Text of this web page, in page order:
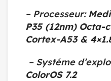
– Processeur:
P35 (12nm) Octa-
Cortex-A53 &
– Systéme
ColorOS 7.2